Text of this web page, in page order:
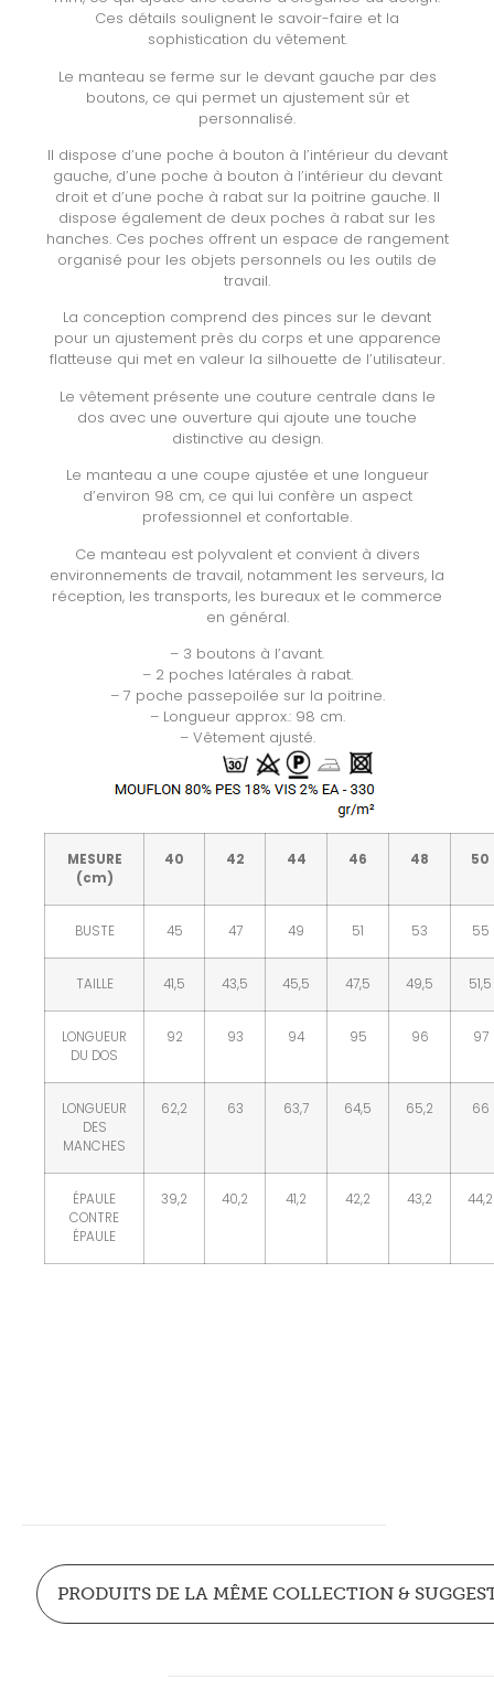
Ces détails soulignent le savoir-faire et la
sophistication du vêtement.
Le manteau se ferme sur le devant gauche par des
boutons, ce qui permet un ajustement sûr et
personnalisé.
Il dispose d’une poche à bouton à l’intérieur du devant
gauche, d’une poche à bouton à l’intérieur du devant
droit et d’une poche à rabat sur la poitrine gauche. Il
dispose également de deux poches à rabat sur les
hanches. Ces poches offrent un espace de rangement
organisé pour les objets personnels ou les outils de
travail.
La conception comprend des pinces sur le devant
pour un ajustement près du corps et une apparence
flatteuse qui met en valeur la silhouette de l’utilisateur.
Le vêtement présente une couture centrale dans le
dos avec une ouverture qui ajoute une touche
distinctive au design.
Le manteau a une coupe ajustée et une longueur
d’environ 98 cm, ce qui lui confère un aspect
professionnel et confortable.
Ce manteau est polyvalent et convient à divers
environnements de travail, notamment les serveurs, la
réception, les transports, les bureaux et le commerce
en général.
– 3 boutons à l’avant.
– 2 poches latérales à rabat.
– 7 poche passepoilée sur la poitrine.
– Longueur approx.: 98 cm.
– Vêtement ajusté.
MESURE
(cm)
40 42 44 46 48 50
BUSTE 45 47 49 51 53 55
TAILLE 41,5 43,5 45,5 47,5 49,5 51,5
LONGUEUR
DU DOS
92 93 94 95 96 97
LONGUEUR
DES
MANCHES
62,2 63 63,7 64,5 65,2 66
ÉPAULE
CONTRE
ÉPAULE
39,2 40,2 41,2 42,2 43,2 44,2
PRODUITS DE LA MÊME COLLECTION &